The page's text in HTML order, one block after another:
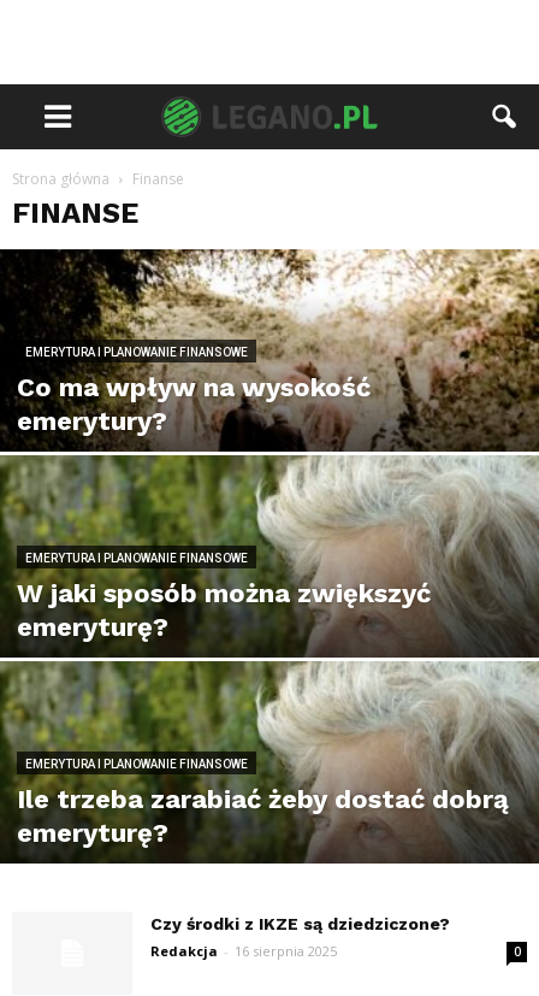
Strona główna Finanse
FINANSE
EMERYTURA I PLANOWANIE FINANSOWE
Co ma wpływ na wysokość
emerytury?
EMERYTURA I PLANOWANIE FINANSOWE
W jaki sposób można zwiększyć
emeryturę?
EMERYTURA I PLANOWANIE FINANSOWE
Ile trzeba zarabiać żeby dostać dobrą
emeryturę?
Czy środki z IKZE są dziedziczone?
Redakcja - 16 sierpnia 2025 0